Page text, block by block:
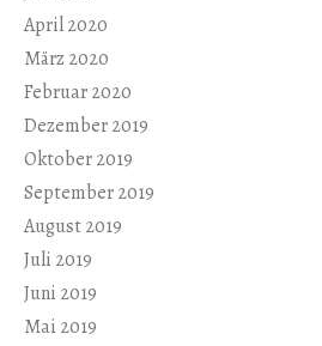
April 2020
März 2020
Februar 2020
Dezember 2019
Oktober 2019
September 2019
August 2019
Juli 2019
Juni 2019
Mai 2019